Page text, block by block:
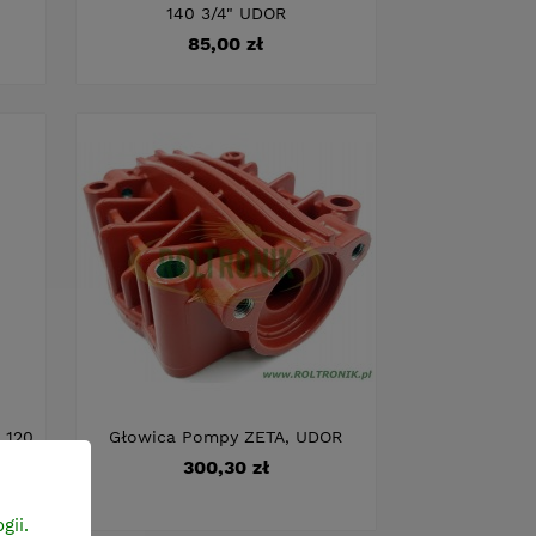
140 3/4" UDOR
Cena
85,00 zł
Głowica Pompy ZETA, UDOR
Cena
300,30 zł